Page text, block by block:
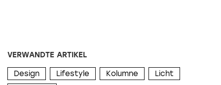
VERWANDTE ARTIKEL
Design Lifestyle Kolumne
Licht